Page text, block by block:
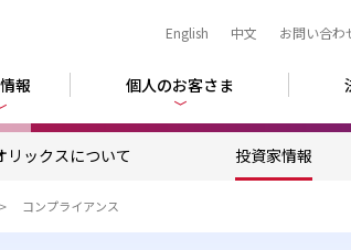
English 中文 お問い合わ
報 個人のお客さま
リックスについて 投資家情報
コンプライアンス